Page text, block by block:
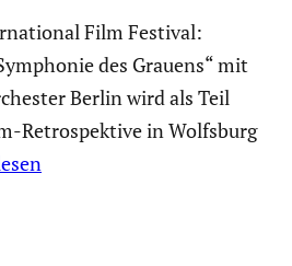
Film Festival:
des Grauens“ mit
Berlin wird als Teil
Retrospektive in Wolfsburg